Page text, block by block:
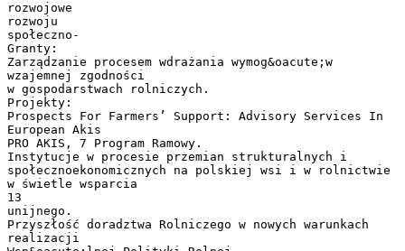
rozwojowe
rozwoju
społeczno-
Granty:
Zarządzanie procesem wdrażania wymog&oacute;w
wzajemnej zgodności
w gospodarstwach rolniczych.
Projekty:
Prospects For Farmers’ Support: Advisory Services In
European Akis
PRO AKIS, 7 Program Ramowy.
Instytucje w procesie przemian strukturalnych i
społecznoekonomicznych na polskiej wsi i w rolnictwie
w świetle wsparcia
13
unijnego.
Przyszłość doradztwa Rolniczego w nowych warunkach
realizacji